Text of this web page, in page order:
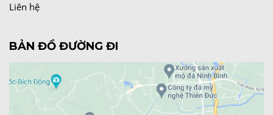
Liên hệ
BẢN ĐỒ ĐƯỜNG ĐI